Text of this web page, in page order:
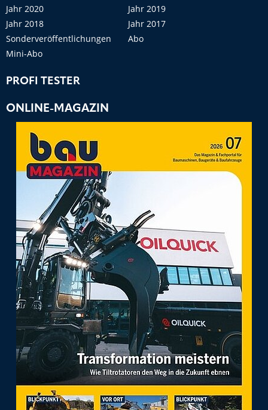
Jahr 2020
Jahr 2019
Jahr 2018
Jahr 2017
Sonderveröffentlichungen
Abo
Mini-Abo
PROFI TESTER
ONLINE-MAGAZIN